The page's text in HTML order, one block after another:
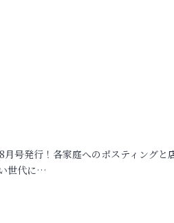
月号発行！各家庭へのポスティングと
世代に…